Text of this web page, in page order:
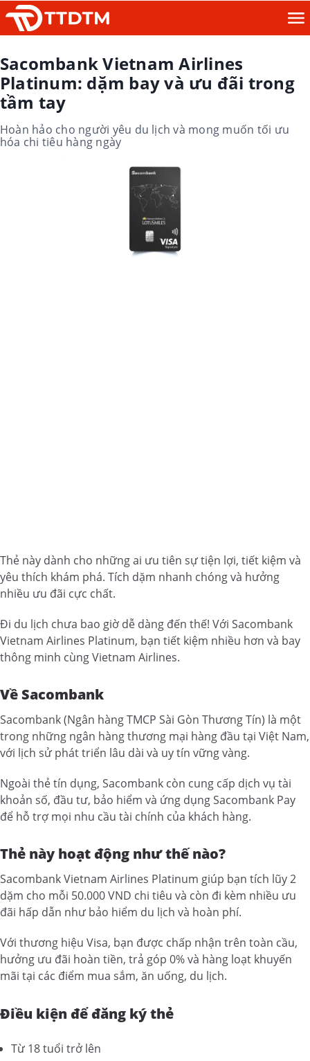
Sacombank Vietnam Airlines
Platinum: dặm bay và ưu đãi trong
tầm tay
Hoàn hảo cho người yêu du lịch và mong muốn tối ưu
hóa chi tiêu hàng ngày
Thẻ này dành cho những ai ưu tiên sự tiện lợi, tiết kiệm và
yêu thích khám phá. Tích dặm nhanh chóng và hưởng
nhiều ưu đãi cực chất.
Đi du lịch chưa bao giờ dễ dàng đến thế! Với Sacombank
Vietnam Airlines Platinum, bạn tiết kiệm nhiều hơn và bay
thông minh cùng Vietnam Airlines.
Về Sacombank
Sacombank (Ngân hàng TMCP Sài Gòn Thương Tín) là một
trong những ngân hàng thương mại hàng đầu tại Việt Nam,
với lịch sử phát triển lâu dài và uy tín vững vàng.
Ngoài thẻ tín dụng, Sacombank còn cung cấp dịch vụ tài
khoản số, đầu tư, bảo hiểm và ứng dụng Sacombank Pay
để hỗ trợ mọi nhu cầu tài chính của khách hàng.
Thẻ này hoạt động như thế nào?
Sacombank Vietnam Airlines Platinum giúp bạn tích lũy 2
dặm cho mỗi 50.000 VND chi tiêu và còn đi kèm nhiều ưu
đãi hấp dẫn như bảo hiểm du lịch và hoàn phí.
Với thương hiệu Visa, bạn được chấp nhận trên toàn cầu,
hưởng ưu đãi hoàn tiền, trả góp 0% và hàng loạt khuyến
mãi tại các điểm mua sắm, ăn uống, du lịch.
Điều kiện để đăng ký thẻ
Từ 18 tuổi trở lên